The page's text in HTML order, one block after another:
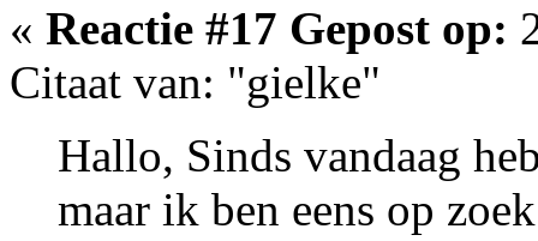
« Reactie #17 Gepost op:
Citaat van: "gielke"
Hallo, Sinds vandaag
maar ik ben eens op